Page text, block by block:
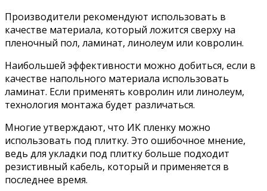
Производители рекомендуют использовать в
качестве материала, который ложится сверху на
пленочный пол, ламинат, линолеум или ковролин.
Наибольшей эффективности можно добиться, если в
качестве напольного материала использовать
ламинат. Если применять ковролин или линолеум,
технология монтажа будет различаться.
Многие утверждают, что ИК пленку можно
использовать под плитку. Это ошибочное мнение,
ведь для укладки под плитку больше подходит
резистивный кабель, который и применяется в
последнее время.